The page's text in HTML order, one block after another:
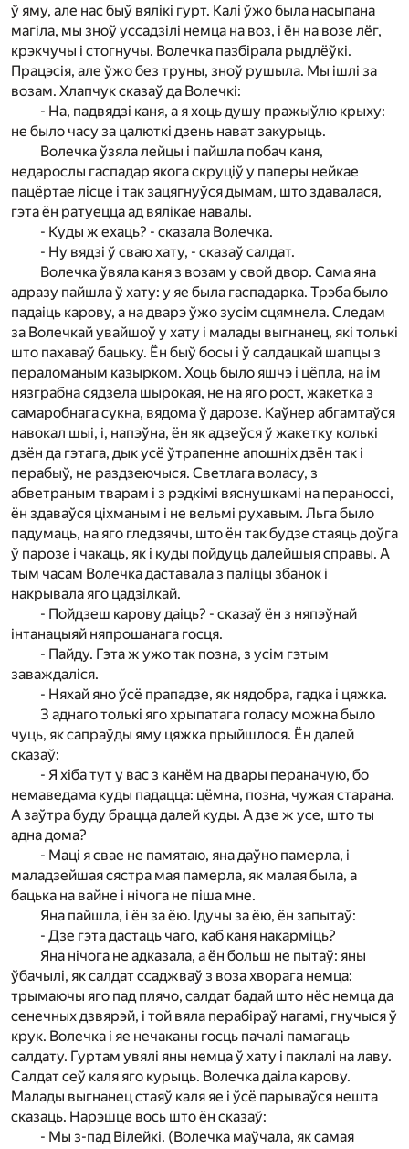
ў яму, але нас быў вялікі гурт. Калі ўжо была насыпана
магіла, мы зноў уссадзілі немца на воз, і ён на возе лёг,
крэкчучы і стогнучы. Волечка пазбірала рыдлёўкі.
Працэсія, але ўжо без труны, зноў рушыла. Мы ішлі за
возам. Хлапчук сказаў да Волечкі:
- На, падвядзі каня, а я хоць душу пражыўлю крыху:
не было часу за цалюткі дзень нават закурыць.
Волечка ўзяла лейцы і пайшла побач каня,
недарослы гаспадар якога скруціў у паперы нейкае
пацёртае лісце і так зацягнуўся дымам, што здавалася,
гэта ён ратуецца ад вялікае навалы.
- Куды ж ехаць? - сказала Волечка.
- Ну вядзі ў сваю хату, - сказаў салдат.
Волечка ўвяла каня з возам у свой двор. Сама яна
адразу пайшла ў хату: у яе была гаспадарка. Трэба было
падаіць карову, а на дварэ ўжо зусім сцямнела. Следам
за Волечкай увайшоў у хату і малады выгнанец, які толькі
што пахаваў бацьку. Ён быў босы і ў салдацкай шапцы з
пераломаным казырком. Хоць было яшчэ і цёпла, на ім
нязграбна сядзела шырокая, не на яго рост, жакетка з
самаробнага сукна, вядома ў дарозе. Каўнер абгамтаўся
навокал шыі, і, напэўна, ён як адзеўся ў жакетку колькі
дзён да гэтага, дык усё ўтрапенне апошніх дзён так і
перабыў, не раздзеючыся. Светлага воласу, з
абветраным тварам і з рэдкімі вяснушкамі на пераноссі,
ён здаваўся ціхманым і не вельмі рухавым. Льга было
падумаць, на яго гледзячы, што ён так будзе стаяць доўга
ў парозе і чакаць, як і куды пойдуць далейшыя справы. А
тым часам Волечка даставала з паліцы збанок і
накрывала яго цадзілкай.
- Пойдзеш карову даіць? - сказаў ён з няпэўнай
інтанацыяй няпрошанага госця.
- Пайду. Гэта ж ужо так позна, з усім гэтым
заваждаліся.
- Няхай яно ўсё прападзе, як нядобра, гадка і цяжка.
З аднаго толькі яго хрыпатага голасу можна было
чуць, як сапраўды яму цяжка прыйшлося. Ён далей
сказаў:
- Я хіба тут у вас з канём на двары пераначую, бо
немаведама куды падацца: цёмна, позна, чужая старана.
А заўтра буду брацца далей куды. А дзе ж усе, што ты
адна дома?
- Маці я свае не памятаю, яна даўно памерла, і
маладзейшая сястра мая памерла, як малая была, а
бацька на вайне і нічога не піша мне.
Яна пайшла, і ён за ёю. Ідучы за ёю, ён запытаў:
- Дзе гэта дастаць чаго, каб каня накарміць?
Яна нічога не адказала, а ён больш не пытаў: яны
ўбачылі, як салдат ссаджваў з воза хворага немца:
трымаючы яго пад плячо, салдат бадай што нёс немца да
сенечных дзвярэй, і той вяла перабіраў нагамі, гнучыся ў
крук. Волечка і яе нечаканы госць пачалі памагаць
салдату. Гуртам увялі яны немца ў хату і паклалі на лаву.
Салдат сеў каля яго курыць. Волечка даіла карову.
Малады выгнанец стаяў каля яе і ўсё парываўся нешта
сказаць. Нарэшце вось што ён сказаў:
- Мы з-пад Вілейкі. (Волечка маўчала, як самая